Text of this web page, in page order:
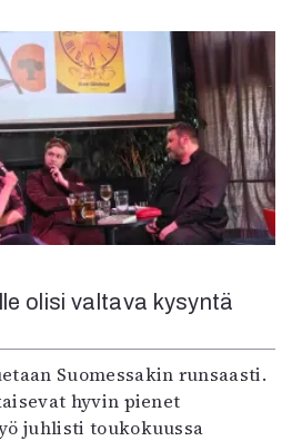
olisi valtava kysyntä
Suomessakin runsaasti.
hyvin pienet
juhlisti toukokuussa